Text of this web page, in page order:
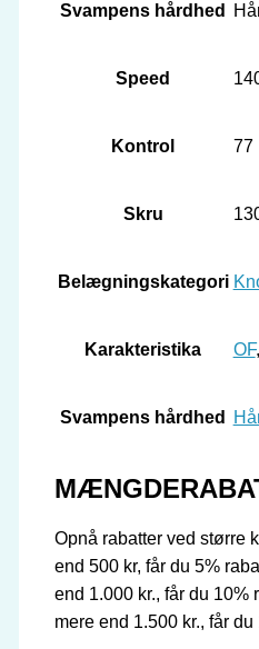
Svampens hårdhed
Speed
Kontrol 77
Skru
Belægningskategori
Karakteristika OF,
Svampens hårdhed
Opnå rabatter ved større
end 500 kr, får du 5%
end 1.000 kr., får du 10%
mere end 1.500 kr., får du